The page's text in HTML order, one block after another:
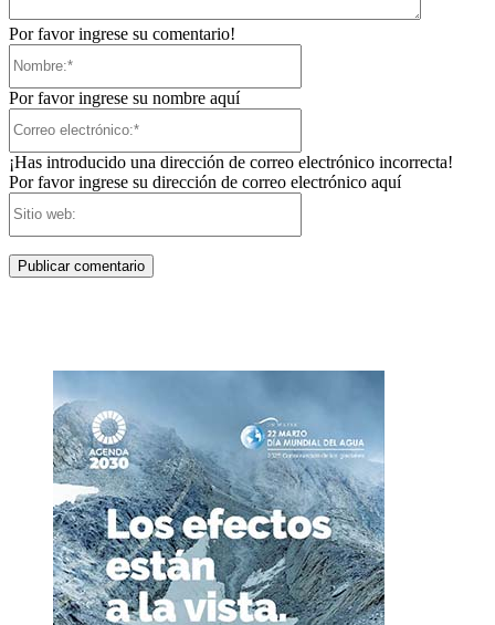
Por favor ingrese su comentario!
Por favor ingrese su nombre aquí
¡Has introducido una dirección de correo electrónico incorrecta!
Por favor ingrese su dirección de correo electrónico aquí